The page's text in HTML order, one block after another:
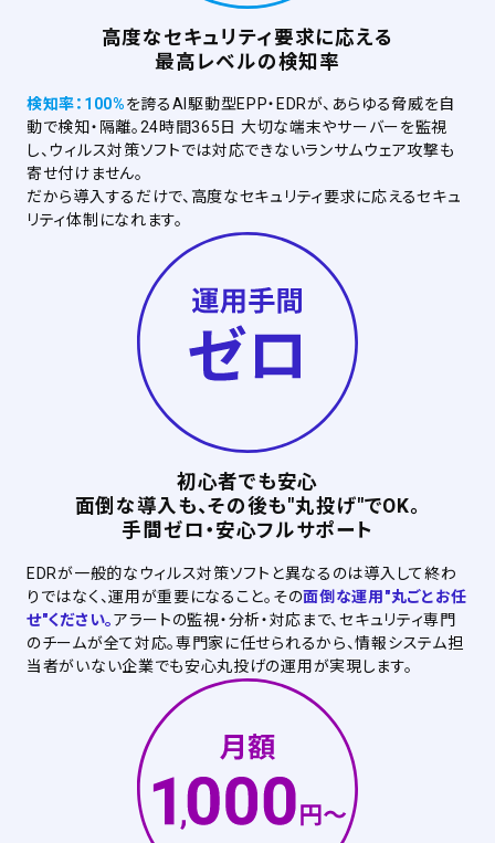
高度なセキュリティ要求に応える
最高レベルの検知率
検知率：100%を誇るAI駆動型EPP・EDRが、あらゆる脅威を自
動で検知・隔離。24時間365日 大切な端末やサーバーを監視
し、ウィルス対策ソフトでは対応できないランサムウェア攻撃も
寄せ付けません。
だから導入するだけで、高度なセキュリティ要求に応えるセキュ
リティ体制になれます。
初心者でも安心
面倒な導入も、その後も"丸投げ"でOK。
手間ゼロ・安心フルサポート
EDRが一般的なウィルス対策ソフトと異なるのは導入して終わ
りではなく、運用が重要になること。その面倒な運用"丸ごとお任
せ"ください。アラートの監視・分析・対応まで、セキュリティ専門
のチームが全て対応。専門家に任せられるから、情報システム担
当者がいない企業でも安心丸投げの運用が実現します。